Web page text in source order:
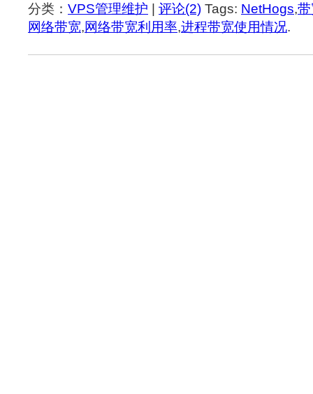
分类： VPS管理维护 评论(2) Tags: NetHogs,
网络带宽,网络带宽利用率,进程带宽使用情况.